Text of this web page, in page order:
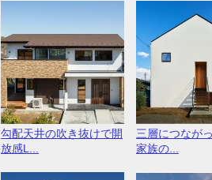
勾配天井の吹き抜けで開
放感L...
三層につなが
家族の...